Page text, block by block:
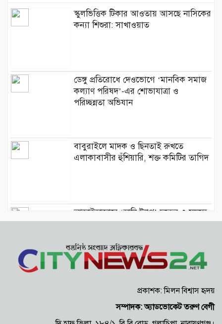
স্কুলভিত্তিক টিকার আওতায় আসছে নাসিকের
কন্যা শিশুরা: সাখাওয়াত
ডেঙ্গু প্রতিরোধে দেওভোগে ‘মানবিক সমাজ
কল্যাণ পরিষদ’-এর শোভাযাত্রা ও
পরিচ্ছন্নতা অভিযান
বাবুরাইলে মাদক ও ছিনতাই রুখতে
এলাকাবাসীর হুঁশিয়ারি, শক্ত কমিটির তাগিদ
আড়াইহাজারে ‘হানি ট্র্যাপ’ চক্রের ৩ সদস্য
গ্রেপ্তার, রিমান্ড আবেদন
সম্মেলন ও গুণীজন সংবর্ধনা অনুষ্ঠিত
প্রকাশক: মিলন বিশ্বাস হৃদয়
সম্পাদক: অ্যাডভোকেট তরুণ বেগী